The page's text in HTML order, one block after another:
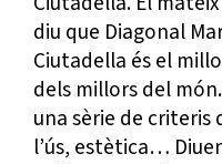
diu que Diagonal
Ciutadella és el
dels millors del
una sèrie de criteris
l’ús, estètica…